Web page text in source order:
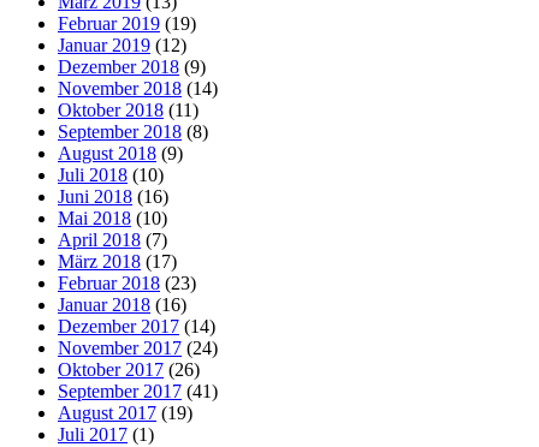
Februar 2019 (19)
Januar 2019 (12)
Dezember 2018 (9)
November 2018 (14)
Oktober 2018 (11)
September 2018 (8)
August 2018 (9)
Juli 2018 (10)
Juni 2018 (16)
Mai 2018 (10)
April 2018 (7)
März 2018 (17)
Februar 2018 (23)
Januar 2018 (16)
Dezember 2017 (14)
November 2017 (24)
Oktober 2017 (26)
September 2017 (41)
August 2017 (19)
Juli 2017 (1)